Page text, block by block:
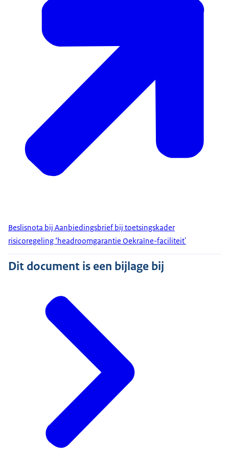
Beslisnota bij Aanbiedingsbrief bij toetsingskader
risicoregeling ‘headroomgarantie Oekraïne-faciliteit'
Dit document is een bijlage bij